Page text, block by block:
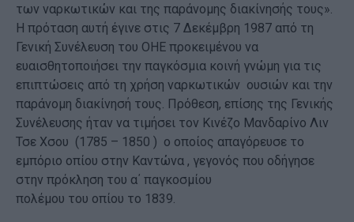
των ναρκωτικών και της παράνομης διακίνησής τους».
Η πρόταση αυτή έγινε στις 7 Δεκέμβρη 1987 από τη
Γενική Συνέλευση του ΟΗΕ προκειμένου να
ευαισθητοποιήσει την παγκόσμια κοινή γνώμη για τις
επιπτώσεις από τη χρήση ναρκωτικών ουσιών και την
παράνομη διακίνησή τους. Πρόθεση, επίσης της Γενικής
Συνέλευσης ήταν να τιμήσει τον Κινέζο Μανδαρίνο Λιν
Τσε Χσου (1785 – 1850 ) ο οποίος απαγόρευσε το
εμπόριο οπίου στην Καντώνα , γεγονός που οδήγησε
στην πρόκληση του α΄ παγκοσμίου
πολέμου του οπίου το 1839.